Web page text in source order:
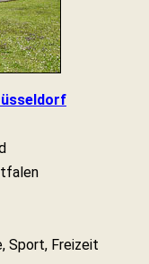
Sport, Freizeit